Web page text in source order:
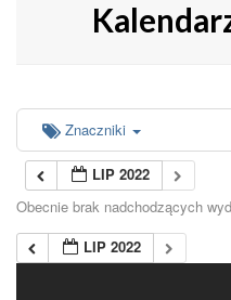
Znaczniki
LIP 2022
Obecnie brak nadchodzących
LIP 2022